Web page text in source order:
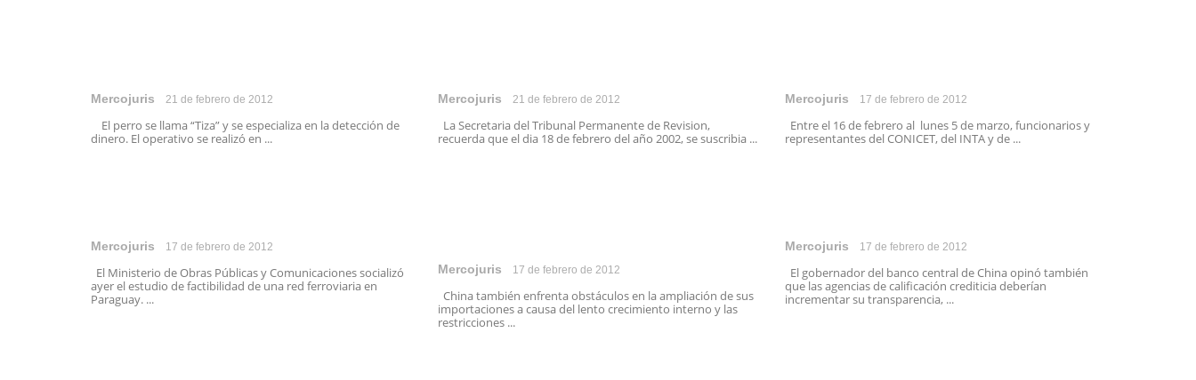
Mercojuris 21 de febrero de 2012
El perro se llama “Tiza” y se especializa en la detección de
dinero. El operativo se realizó en ...
Mercojuris 21 de febrero de 2012
La Secretaria del Tribunal Permanente de Revision,
recuerda que el dia 18 de febrero del año 2002, se suscribia ...
Mercojuris 17 de febrero de 2012
Entre el 16 de febrero al lunes 5 de marzo, funcionarios y
representantes del CONICET, del INTA y de ...
Mercojuris 17 de febrero de 2012
El Ministerio de Obras Públicas y Comunicaciones socializó
ayer el estudio de factibilidad de una red ferroviaria en
Paraguay. ...
Mercojuris 17 de febrero de 2012
China también enfrenta obstáculos en la ampliación de sus
importaciones a causa del lento crecimiento interno y las
restricciones ...
Mercojuris 17 de febrero de 2012
El gobernador del banco central de China opinó también
que las agencias de calificación crediticia deberían
incrementar su transparencia, ...